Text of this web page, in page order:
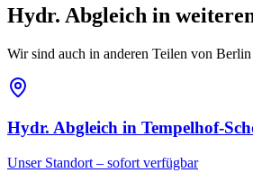
Hydr. Abgleich in
Wir sind auch in anderen Teilen von
Hydr. Abgleich in Tempelhof-
Unser Standort – sofort verfügbar